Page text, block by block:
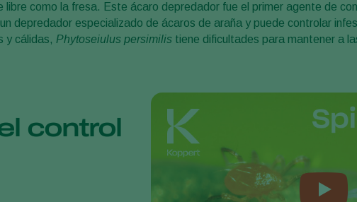
como la fresa. Este ácaro depredador fue el primer agente de
depredador especializado de ácaros de araña y puede controlar
y cálidas, Phytoseiulus persimilis tiene dificultades para mantener a
control